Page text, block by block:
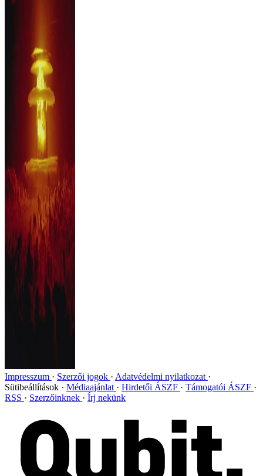
Impresszum Szerzői jogok
Adatvédelmi nyilatkozat
Sütibeállítások
Médiaajánlat Hirdetői ÁSZF
Támogatói ÁSZF
RSS
Szerzőinknek Írj nekünk